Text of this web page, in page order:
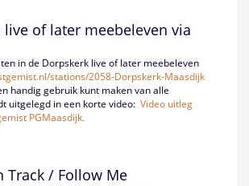
live of later meebeleven via
in de Dorpskerk live of later meebeleven
stations/2058-Dorpskerk-Maasdijk
handig gebruik kunt maken van alle
uitgelegd in een korte video: Video uitleg
PGMaasdijk.
Track / Follow Me